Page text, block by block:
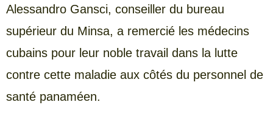
Alessandro Gansci, conseiller du bureau
supérieur du Minsa, a remercié les médecins
cubains pour leur noble travail dans la lutte
contre cette maladie aux côtés du personnel de
santé panaméen.